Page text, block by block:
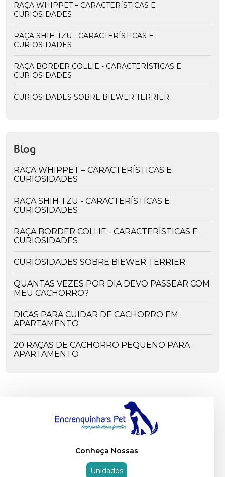
RAÇA WHIPPET – CARACTERÍSTICAS E
CURIOSIDADES
RAÇA SHIH TZU - CARACTERÍSTICAS E
CURIOSIDADES
RAÇA BORDER COLLIE - CARACTERÍSTICAS E
CURIOSIDADES
CURIOSIDADES SOBRE BIEWER TERRIER
Blog
RAÇA WHIPPET – CARACTERÍSTICAS E
CURIOSIDADES
RAÇA SHIH TZU - CARACTERÍSTICAS E
CURIOSIDADES
RAÇA BORDER COLLIE - CARACTERÍSTICAS E
CURIOSIDADES
CURIOSIDADES SOBRE BIEWER TERRIER
QUANTAS VEZES POR DIA DEVO PASSEAR COM
MEU CACHORRO?
DICAS PARA CUIDAR DE CACHORRO EM
APARTAMENTO
20 RAÇAS DE CACHORRO PEQUENO PARA
APARTAMENTO
Conheça Nossas
Unidades